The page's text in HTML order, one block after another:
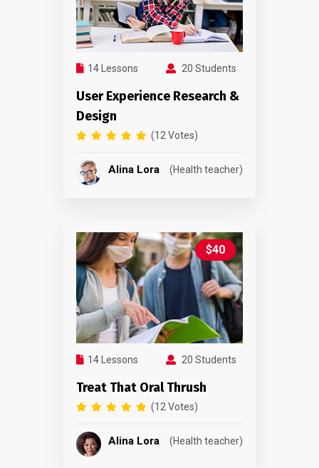
14 Lessons 20 Students
User Experience Research &
Design
(12 Votes)
Alina Lora (Health teacher)
$40
14 Lessons 20 Students
Treat That Oral Thrush
(12 Votes)
Alina Lora (Health teacher)